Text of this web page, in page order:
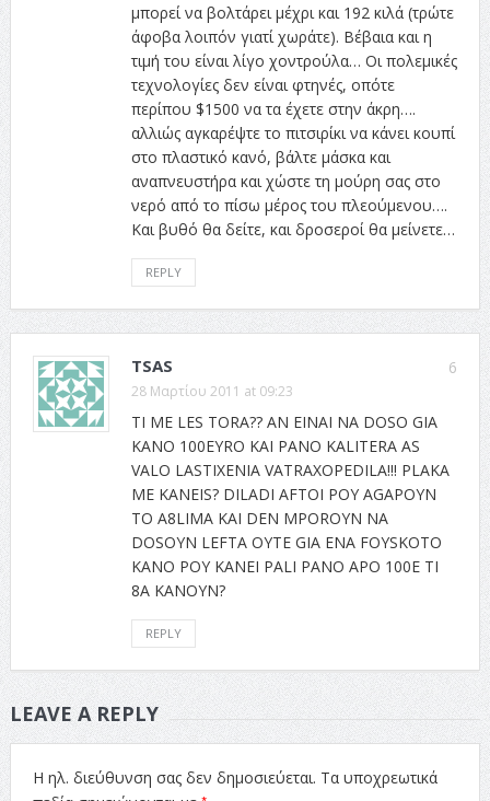
μπορεί να βολτάρει μέχρι και 192 κιλά (τρώτε
άφοβα λοιπόν γιατί χωράτε). Βέβαια και η
τιμή του είναι λίγο χοντρούλα… Οι πολεμικές
τεχνολογίες δεν είναι φτηνές, οπότε
περίπου $1500 να τα έχετε στην άκρη….
αλλιώς αγκαρέψτε το πιτσιρίκι να κάνει κουπί
στο πλαστικό κανό, βάλτε μάσκα και
αναπνευστήρα και χώστε τη μούρη σας στο
νερό από το πίσω μέρος του πλεούμενου….
Και βυθό θα δείτε, και δροσεροί θα μείνετε…
REPLY
6
TSAS
28 Μαρτίου 2011 at 09:23
TI ME LES TORA?? AN EINAI NA DOSO GIA
KANO 100EYRO KAI PANO KALITERA AS
VALO LASTIXENIA VATRAXOPEDILA!!! PLAKA
ME KANEIS? DILADI AFTOI POY AGAPOYN
TO A8LIMA KAI DEN MPOROYN NA
DOSOYN LEFTA OYTE GIA ENA FOYSKOTO
KANO POY KANEI PALI PANO APO 100E TI
8A KANOYN?
REPLY
LEAVE A REPLY
Η ηλ. διεύθυνση σας δεν δημοσιεύεται. Τα υποχρεωτικά